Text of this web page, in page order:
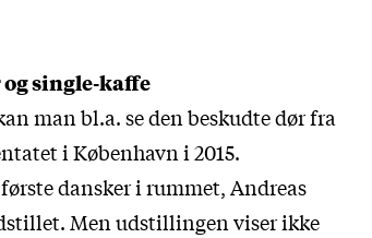
single-kaffe
man bl.a. se den beskudte dør fra
i København i 2015.
dansker i rummet, Andreas
Men udstillingen viser ikke